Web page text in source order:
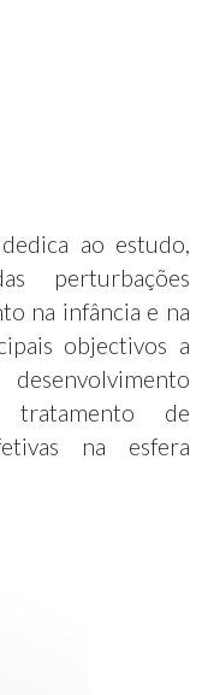
ao estudo,
perturbações
na infância e na
objectivos a
tratamento de
na esfera